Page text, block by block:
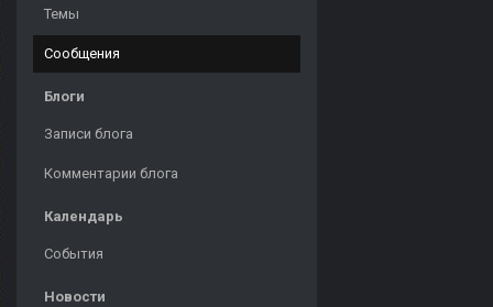
Темы
Сообщения
Блоги
Записи блога
Комментарии блога
Календарь
События
Новости